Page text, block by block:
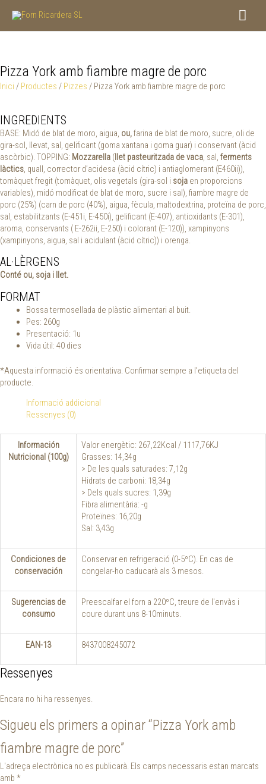
contingut
Pizza York amb fiambre magre de porc
Inici / Productes / Pizzes / Pizza York amb fiambre magre de porc
INGREDIENTS
BASE: Midó de blat de moro, aigua, ou,farina de blat de moro, sucre, oli de
gira-sol, llevat, sal, gelificant (goma xantana i goma guar) i conservant (àcid
ascòrbic). TOPPING: Mozzarella (llet pasteuritzada de vaca, sal, ferments
làctics, quall, corrector d’acidesa (àcid cítric) i antiaglomerant (E460ii)),
tomàquet fregit (tomàquet, olis vegetals (gira-sol i soja en proporcions
variables), midó modificat de blat de moro, sucre i sal), fiambre magre de
porc (25%) (carn de porc (40%), aigua, fècula, maltodextrina, proteïna de porc,
sal, estabilitzants (E-451i, E-450i), gelificant (E-407), antioxidants (E-301),
aroma, conservants ( E-262ii, E-250) i colorant (E-120)), xampinyons
(xampinyons, aigua, sal i acidulant (àcid cítric)) i orenga.
AL·LÈRGENS
Conté ou, soja i llet.
FORMAT
Bossa termosellada de plàstic alimentari al buit.
Pes: 260g
Presentació: 1u
Vida útil: 40 dies
*Aquesta informació és orientativa. Confirmar sempre a l’etiqueta del
producte.
Informació addicional
Ressenyes (0)
Información
Nutricional (100g)
Valor energètic: 267,22Kcal / 1117,76KJ
Grasses: 14,34g
> De les quals saturades: 7,12g
Hidrats de carboni: 18,34g
> Dels quals sucres: 1,39g
Fibra alimentària: -g
Proteïnes: 16,20g
Sal: 3,43g
Condiciones de
conservación
Conservar en refrigeració (0-5ºC). En cas de
congelar-ho caducarà als 3 mesos.
Sugerencias de
consumo
Preescalfar el forn a 220ºC, treure de l'envàs i
coure durant uns 8-10minuts.
EAN-13 8437008245072
Ressenyes
Encara no hi ha ressenyes.
Sigueu els primers a opinar “Pizza York amb
fiambre magre de porc”
L'adreça electrònica no es publicarà. Els camps necessaris estan marcats
amb *